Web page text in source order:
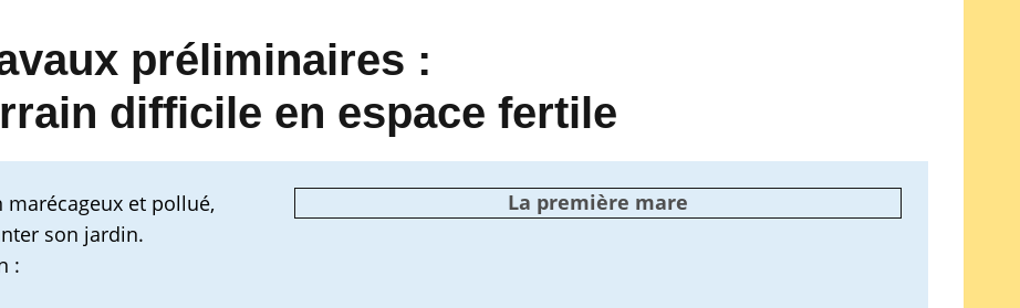
préliminaires :
difficile en espace fertile
et pollué,
son jardin.
:
La première mare